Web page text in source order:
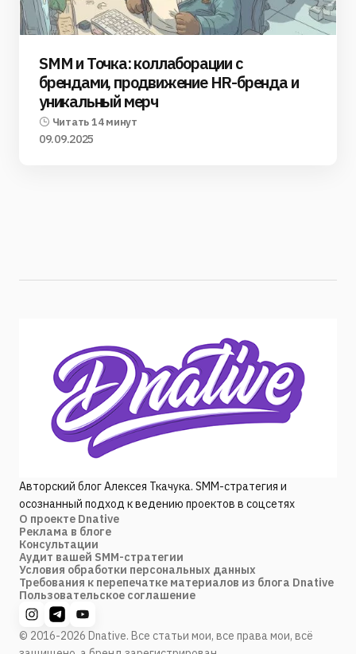
SMM и Точка: коллаборации с
брендами, продвижение HR-бренда и
уникальный мерч
Читать 14 минут
09.09.2025
Авторский блог Алексея Ткачука. SMM-стратегия и
осознанный подход к ведению проектов в соцсетях
О проекте Dnative
Реклама в блоге
Консультации
Аудит вашей SMM-стратегии
Условия обработки персональных данных
Требования к перепечатке материалов из блога Dnative
Пользовательское соглашение
© 2016-2026 Dnative. Все статьи мои, все права мои, всё